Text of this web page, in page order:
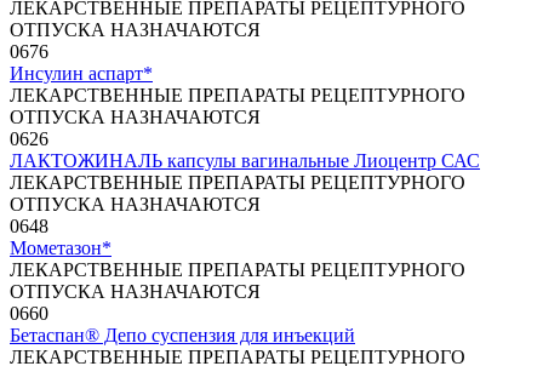
ЛЕКАРСТВЕННЫЕ ПРЕПАРАТЫ РЕЦЕПТУРНОГО
ОТПУСКА НАЗНАЧАЮТСЯ
0676
Инсулин аспарт*
ЛЕКАРСТВЕННЫЕ ПРЕПАРАТЫ РЕЦЕПТУРНОГО
ОТПУСКА НАЗНАЧАЮТСЯ
0626
ЛАКТОЖИНАЛЬ капсулы вагинальные Лиоцентр САС
ЛЕКАРСТВЕННЫЕ ПРЕПАРАТЫ РЕЦЕПТУРНОГО
ОТПУСКА НАЗНАЧАЮТСЯ
0648
Мометазон*
ЛЕКАРСТВЕННЫЕ ПРЕПАРАТЫ РЕЦЕПТУРНОГО
ОТПУСКА НАЗНАЧАЮТСЯ
0660
Бетаспан® Депо суспензия для инъекций
ЛЕКАРСТВЕННЫЕ ПРЕПАРАТЫ РЕЦЕПТУРНОГО